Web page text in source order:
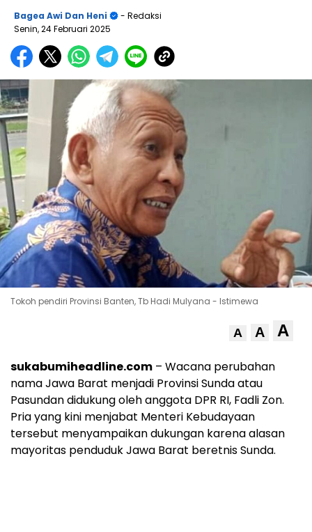
Bagea Awi Dan Heni
- Redaksi
Senin, 24 Februari 2025
Tokoh pendiri Provinsi Banten, Tb Hadi Mulyana - Istimewa
A A A
sukabumiheadline.com – Wacana perubahan
nama Jawa Barat menjadi Provinsi Sunda atau
Pasundan didukung oleh anggota DPR RI, Fadli Zon.
Pria yang kini menjabat Menteri Kebudayaan
tersebut menyampaikan dukungan karena alasan
mayoritas penduduk Jawa Barat beretnis Sunda.